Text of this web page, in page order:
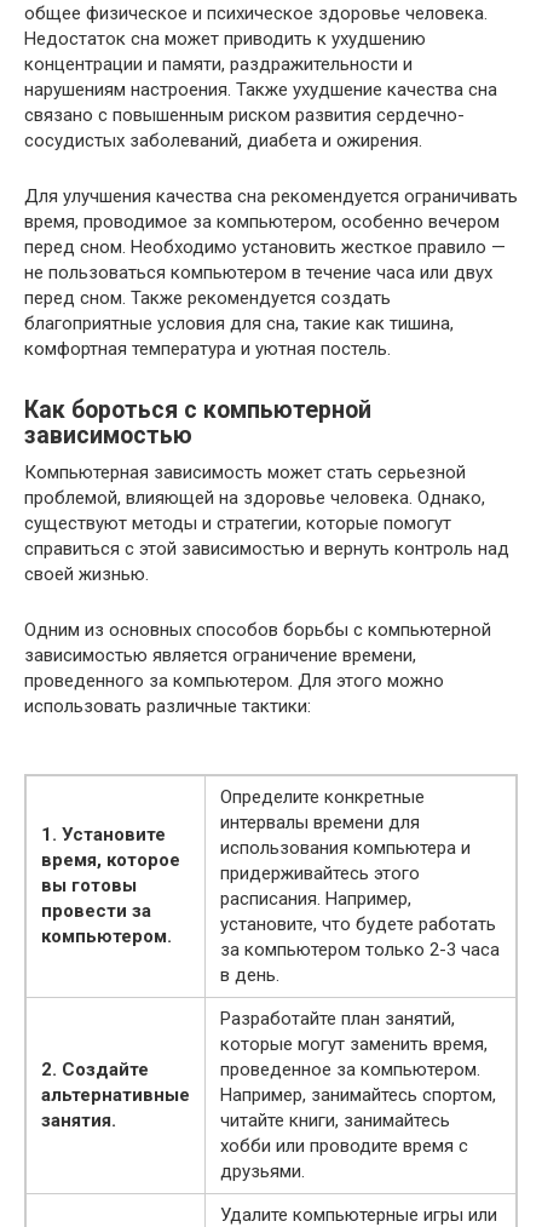
общее физическое и психическое здоровье человека.
Недостаток сна может приводить к ухудшению
концентрации и памяти, раздражительности и
нарушениям настроения. Также ухудшение качества сна
связано с повышенным риском развития сердечно-
сосудистых заболеваний, диабета и ожирения.
Для улучшения качества сна рекомендуется ограничивать
время, проводимое за компьютером, особенно вечером
перед сном. Необходимо установить жесткое правило —
не пользоваться компьютером в течение часа или двух
перед сном. Также рекомендуется создать
благоприятные условия для сна, такие как тишина,
комфортная температура и уютная постель.
Как бороться с компьютерной
зависимостью
Компьютерная зависимость может стать серьезной
проблемой, влияющей на здоровье человека. Однако,
существуют методы и стратегии, которые помогут
справиться с этой зависимостью и вернуть контроль над
своей жизнью.
Одним из основных способов борьбы с компьютерной
зависимостью является ограничение времени,
проведенного за компьютером. Для этого можно
использовать различные тактики:
1. Установите
время, которое
вы готовы
провести за
компьютером.
Определите конкретные
интервалы времени для
использования компьютера и
придерживайтесь этого
расписания. Например,
установите, что будете работать
за компьютером только 2-3 часа
в день.
2. Создайте
альтернативные
занятия.
Разработайте план занятий,
которые могут заменить время,
проведенное за компьютером.
Например, занимайтесь спортом,
читайте книги, занимайтесь
хобби или проводите время с
друзьями.
Удалите компьютерные игры или